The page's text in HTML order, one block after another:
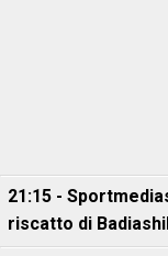
21:15 -
riscatto di